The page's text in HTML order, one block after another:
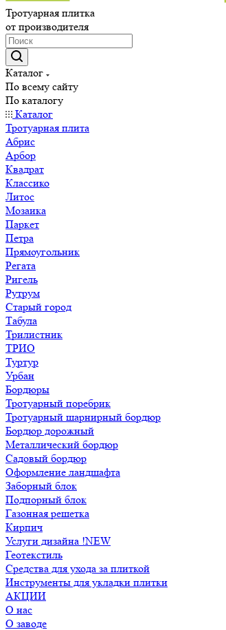
Тротуарная плитка
от производителя
Каталог
По всему сайту
По каталогу
Каталог
Тротуарная плита
Абрис
Арбор
Квадрат
Классико
Литос
Мозаика
Паркет
Петра
Прямоугольник
Регата
Ригель
Рутрум
Старый город
Табула
Трилистник
ТРИО
Туртур
Урбан
Бордюры
Тротуарный поребрик
Тротуарный шарнирный бордюр
Бордюр дорожный
Металлический бордюр
Садовый бордюр
Оформление ландшафта
Заборный блок
Подпорный блок
Газонная решетка
Кирпич
Услуги дизайна !NEW
Геотекстиль
Средства для ухода за плиткой
Инструменты для укладки плитки
АКЦИИ
О нас
О заводе